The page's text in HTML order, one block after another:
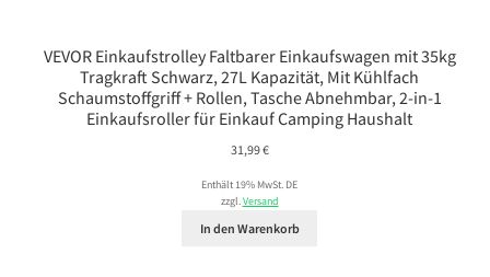
VEVOR Einkaufstrolley Faltbarer Einkaufswagen mit 35kg
Tragkraft Schwarz, 27L Kapazität, Mit Kühlfach
Schaumstoffgriff + Rollen, Tasche Abnehmbar, 2-in-1
Einkaufsroller für Einkauf Camping Haushalt
31,99€
Enthält 19% MwSt. DE
zzgl.Versand
In den Warenkorb